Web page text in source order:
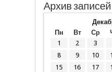
Архив записей
Пн
Вт Ср
1
2 3
8
9 10
15
16 17